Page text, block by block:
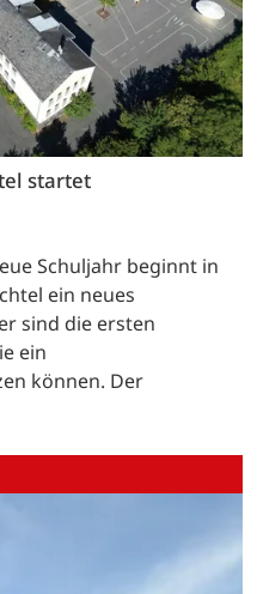
startet
Schuljahr beginnt in
ein neues
sind die ersten
ein
können. Der